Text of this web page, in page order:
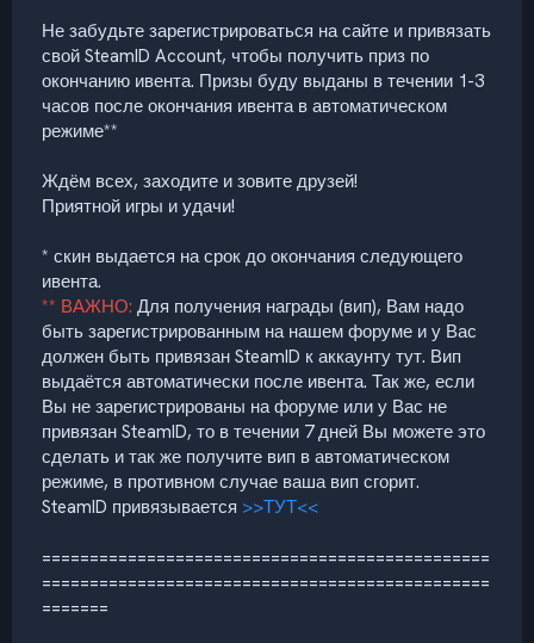
Не забудьте зарегистрироваться на сайте и привязать
свой SteamID Account, чтобы получить приз по
окончанию ивента. Призы буду выданы в течении 1-3
часов после окончания ивента в автоматическом
режиме**
Ждём всех, заходите и зовите друзей!
Приятной игры и удачи!
* скин выдается на срок до окончания следующего
ивента.
** ВАЖНО: Для получения награды (вип), Вам надо
быть зарегистрированным на нашем форуме и у Вас
должен быть привязан SteamID к аккаунту тут. Вип
выдаётся автоматически после ивента. Так же, если
Вы не зарегистрированы на форуме или у Вас не
привязан SteamID, то в течении 7 дней Вы можете это
сделать и так же получите вип в автоматическом
режиме, в противном случае ваша вип сгорит.
SteamID привязывается >>ТУТ<<
===============================================
===============================================
=======